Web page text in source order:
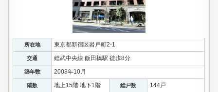
所在地 東京都新宿区岩戸町2-1
交通 総武中央線 飯田橋駅 徒歩8分
築年数 2003年10月
階数 地上15階 地下1階 総戸数 144戸